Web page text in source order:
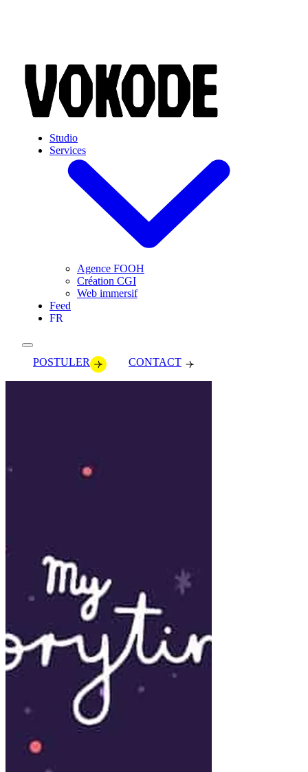
Studio
Services
Agence FOOH
Création CGI
Web immersif
Feed
FR
POSTULER CONTACT